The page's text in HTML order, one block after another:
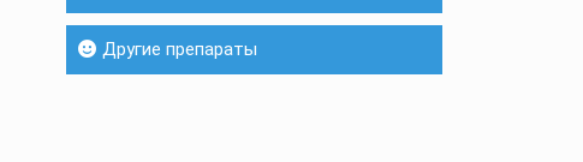
Другие препараты